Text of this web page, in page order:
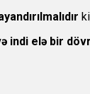
elə bir